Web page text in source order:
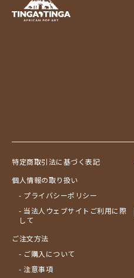
特定商取引法に基づく表記
個人情報の取り扱い
- プライバシーポリシー
- 当法人ウェブサイトご利用に際
して
ご注文方法
- ご購入について
- 注意事項